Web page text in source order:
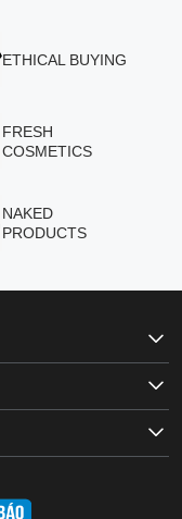
ETHICAL BUYING
FRESH
COSMETICS
NAKED
PRODUCTS